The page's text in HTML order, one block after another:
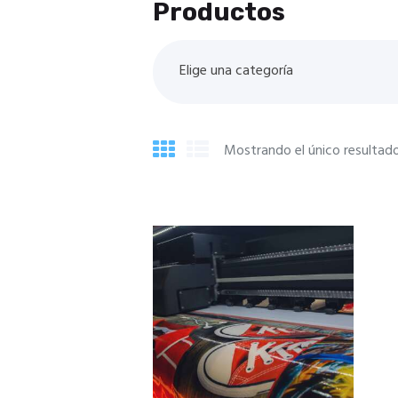
Productos
Elige una categoría
Mostrando el único